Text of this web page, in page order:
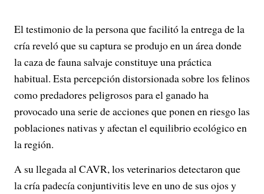
El testimonio de la persona que facilitó la entrega de la
cría reveló que su captura se produjo en un área donde
la caza de fauna salvaje constituye una práctica
habitual. Esta percepción distorsionada sobre los felinos
como predadores peligrosos para el ganado ha
provocado una serie de acciones que ponen en riesgo las
poblaciones nativas y afectan el equilibrio ecológico en
la región.
A su llegada al CAVR, los veterinarios detectaron que
la cría padecía conjuntivitis leve en uno de sus ojos y